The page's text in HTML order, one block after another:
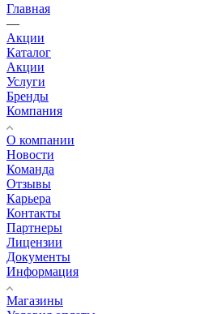
Главная
—
Акции
Каталог
Акции
Услуги
Бренды
Компания
О компании
Новости
Команда
Отзывы
Карьера
Контакты
Партнеры
Лицензии
Документы
Информация
Магазины